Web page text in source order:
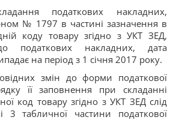
податкових накладних,
№ 1797 в частині зазначення в
коду товару згідно з УКТ ЗЕД,
податкових накладних, дата
на період з 1 січня 2017 року.
змін до форми податкової
її заповнення при складанні
код товару згідно з УКТ ЗЕД слід
3 табличної частини податкової